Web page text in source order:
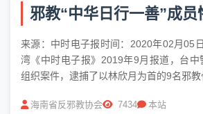
邪教“中华日行一善”成员
来源：中时电子报时间：2020年02月
湾《中时电子报》2019年9月报道，台
组织案件，逮捕了以林欣月为首的9名邪教
会”，又称“中华日行一善学会”，宗旨为：
海南省反邪教协会 7434 本站